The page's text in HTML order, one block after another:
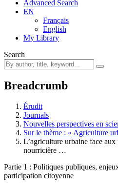
Advanced Search
EN
Français
English
My Library
Search
Breadcrumb
Érudit
Journals
Nouvelles perspectives en
Sur le thème : « Agriculture
L’agriculture urbaine face
nourricière …
Partie 1 : Politiques publiques,
participation citoyenne